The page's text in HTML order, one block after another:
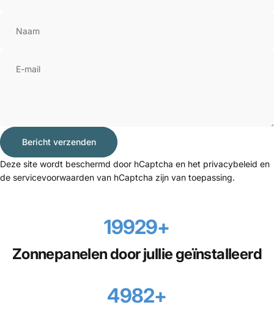
Naam
E-mail
Bericht
Bericht verzenden
Bericht verzenden
Deze site wordt beschermd door hCaptcha en het privacybeleid en
de servicevoorwaarden van hCaptcha zijn van toepassing.
19998+
Zonnepanelen door jullie geïnstalleerd
5000+